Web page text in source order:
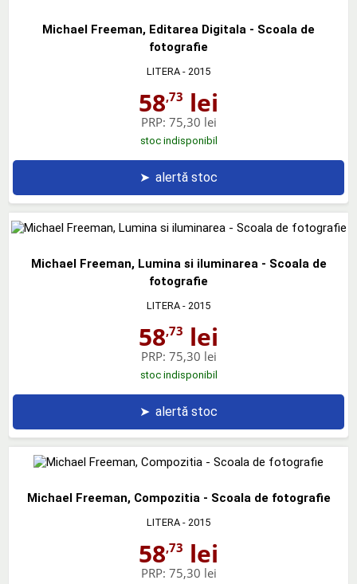
Michael Freeman, Editarea Digitala - Scoala de
fotografie
LITERA - 2015
58,73 lei
PRP: 75,30 lei
stoc indisponibil
➤ alertă stoc
Michael Freeman, Lumina si iluminarea - Scoala de
fotografie
LITERA - 2015
58,73 lei
PRP: 75,30 lei
stoc indisponibil
➤ alertă stoc
Michael Freeman, Compozitia - Scoala de fotografie
LITERA - 2015
58,73 lei
PRP: 75,30 lei